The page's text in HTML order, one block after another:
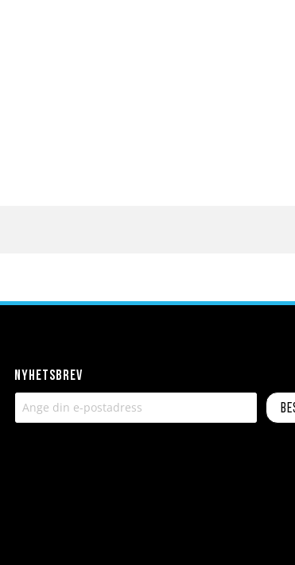
Nyhetsbrev